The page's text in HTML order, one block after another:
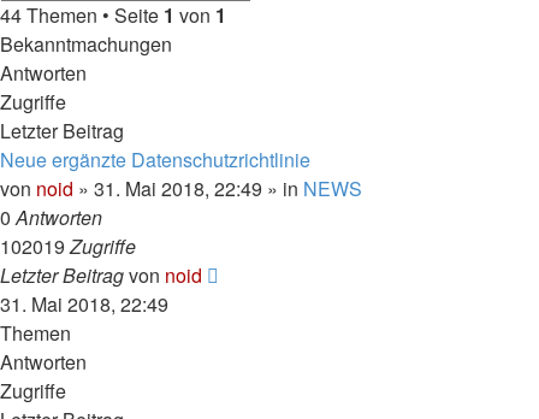
44 Themen • Seite 1 von 1
Bekanntmachungen
Antworten
Zugriffe
Letzter Beitrag
Neue ergänzte Datenschutzrichtlinie
von noid » 31. Mai 2018, 22:49 » in NEWS
0Antworten
102019Zugriffe
Letzter Beitragvon noid
31. Mai 2018, 22:49
Themen
Antworten
Zugriffe